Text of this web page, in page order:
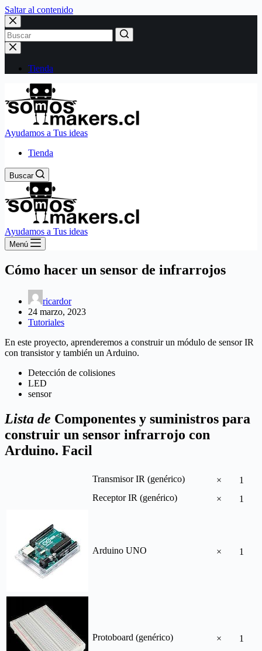
Saltar al contenido
Sin
resultados
Tienda
Ayudamos a Tus ideas
Tienda
Buscar
Ayudamos a Tus ideas
Menú
Cómo hacer un sensor de infrarrojos
ricardor
24 marzo, 2023
Tutoriales
En este proyecto, aprenderemos a construir un módulo de sensor IR
con transistor y también un Arduino.
Detección de colisiones
LED
sensor
Lista de Componentes y suministros para
construir un sensor infrarrojo con
Arduino. Facil
Transmisor IR (genérico) ×
1
Receptor IR (genérico)
× 1
Arduino UNO × 1
Protoboard (genérico) × 1